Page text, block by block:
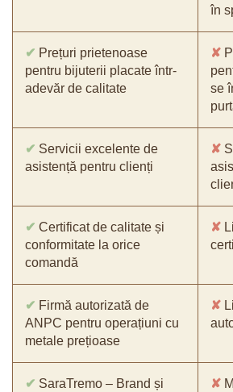
în
✔ Prețuri prietenoase
pentru bijuterii placate într-
adevăr de calitate
✘
se
✔ Servicii excelente de
asistență pentru clienți
✘
✔ Certificat de calitate și
conformitate la orice
comandă
✘
✔ Firmă autorizată de
ANPC pentru operațiuni cu
metale prețioase
✘
✔ SaraTremo – Brand și
✘